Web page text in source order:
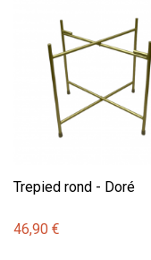
Trepied rond - Doré
46,90 €